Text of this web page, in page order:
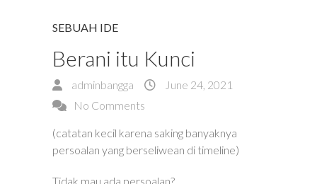
SEBUAH IDE
Berani itu Kunci
adminbangga
June 24, 2021
No Comments
(catatan kecil karena saking banyaknya
persoalan yang berseliwean di timeline)
Tidak mau ada persoalan?